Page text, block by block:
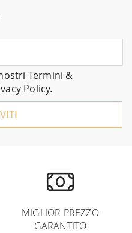
Termini &
Policy.
MIGLIOR PREZZO
GARANTITO